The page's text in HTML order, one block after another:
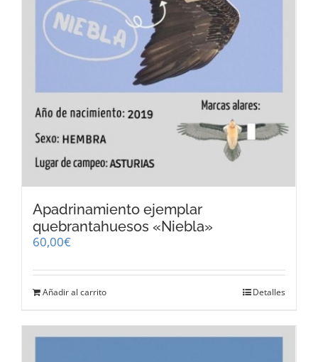
Apadrinamiento ejemplar
quebrantahuesos «Niebla»
60,00€
Añadir al carrito Detalles